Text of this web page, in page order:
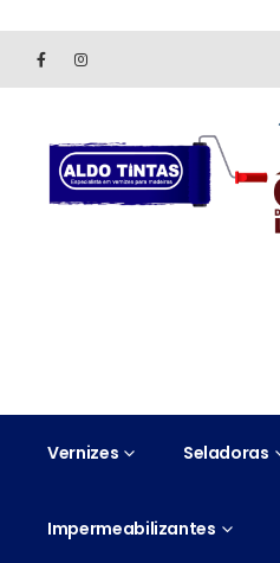
Vernizes Seladoras
Impermeabilizantes